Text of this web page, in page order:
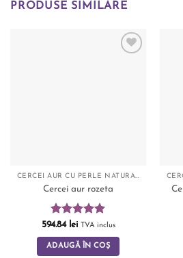
PRODUSE SIMILARE
CERCEI AUR CU PERLE NATURALE
Cercei aur rozeta
Evaluat la
5.00din 5
594.84 lei TVA inclus
ADAUGĂ ÎN COȘ